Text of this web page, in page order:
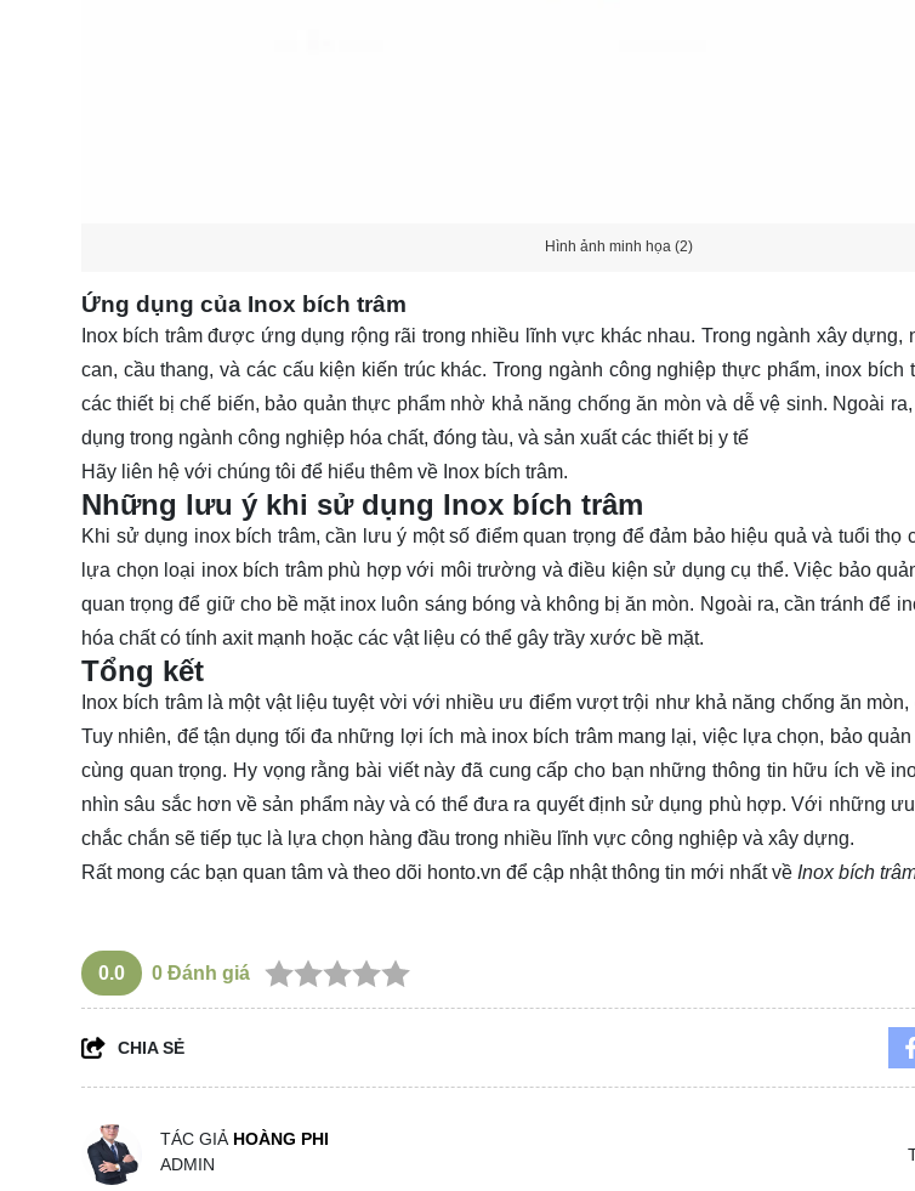
Hình ảnh minh họa (2)
Ứng dụng của Inox bích trâm
Inox bích trâm được ứng dụng rộng rãi trong nhiều lĩnh vực khác nhau. Trong ngành xây
can, cầu thang, và các cấu kiện kiến trúc khác. Trong ngành công nghiệp thực phẩm, inox
các thiết bị chế biến, bảo quản thực phẩm nhờ khả năng chống ăn mòn và dễ vệ sinh. Ngoài
dụng trong ngành công nghiệp hóa chất, đóng tàu, và sản xuất các thiết bị y tế
Hãy liên hệ với chúng tôi để hiểu thêm về Inox bích trâm.
Những lưu ý khi sử dụng Inox bích trâm
Khi sử dụng inox bích trâm, cần lưu ý một số điểm quan trọng để đảm bảo hiệu quả và tuổi thọ
lựa chọn loại inox bích trâm phù hợp với môi trường và điều kiện sử dụng cụ thể. Việc bảo
quan trọng để giữ cho bề mặt inox luôn sáng bóng và không bị ăn mòn. Ngoài ra, cần tránh để
hóa chất có tính axit mạnh hoặc các vật liệu có thể gây trầy xước bề mặt.
Tổng kết
Inox bích trâm là một vật liệu tuyệt vời với nhiều ưu điểm vượt trội như khả năng chống ăn mòn,
Tuy nhiên, để tận dụng tối đa những lợi ích mà inox bích trâm mang lại, việc lựa chọn, bảo
cùng quan trọng. Hy vọng rằng bài viết này đã cung cấp cho bạn những thông tin hữu ích về
nhìn sâu sắc hơn về sản phẩm này và có thể đưa ra quyết định sử dụng phù hợp. Với những
chắc chắn sẽ tiếp tục là lựa chọn hàng đầu trong nhiều lĩnh vực công nghiệp và xây dựng.
Rất mong các bạn quan tâm và theo dõi honto.vn để cập nhật thông tin mới nhất về Inox bích
0.0 0 Đánh giá
CHIA SẺ
TÁC GIẢ HOÀNG PHI
ADMIN